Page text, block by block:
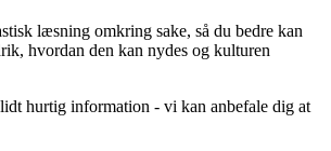
læsning omkring sake, så du bedre kan
hvordan den kan nydes og kulturen
hurtig information - vi kan anbefale dig at